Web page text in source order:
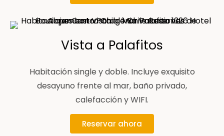
Vista a Palafitos
Habitación single y doble. Incluye exquisito
desayuno frente al mar, baño privado,
calefacción y WIFI.
Reservar ahora